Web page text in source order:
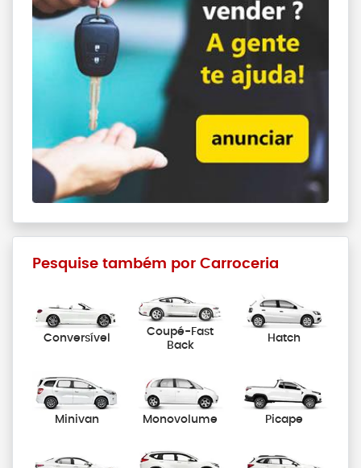
Pesquise também por Carroceria
Conversível
Coupé-Fast
Back
Hatch
Minivan Monovolume Picape